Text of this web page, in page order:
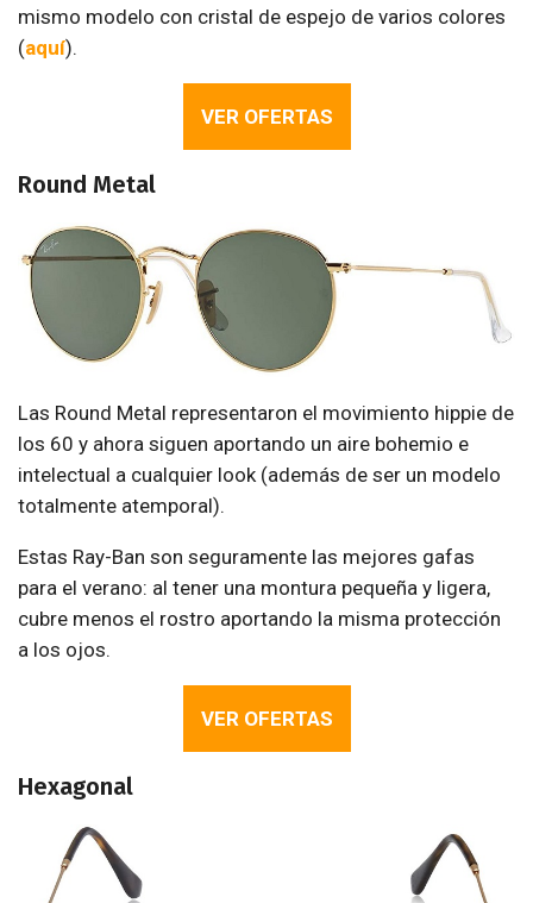
mismo modelo con cristal de espejo de varios colores
(aquí).
VER OFERTAS
Round Metal
Las Round Metal representaron el movimiento hippie de
los 60 y ahora siguen aportando un aire bohemio e
intelectual a cualquier look (además de ser un modelo
totalmente atemporal).
Estas Ray-Ban son seguramente las mejores gafas
para el verano: al tener una montura pequeña y ligera,
cubre menos el rostro aportando la misma protección
a los ojos.
VER OFERTAS
Hexagonal